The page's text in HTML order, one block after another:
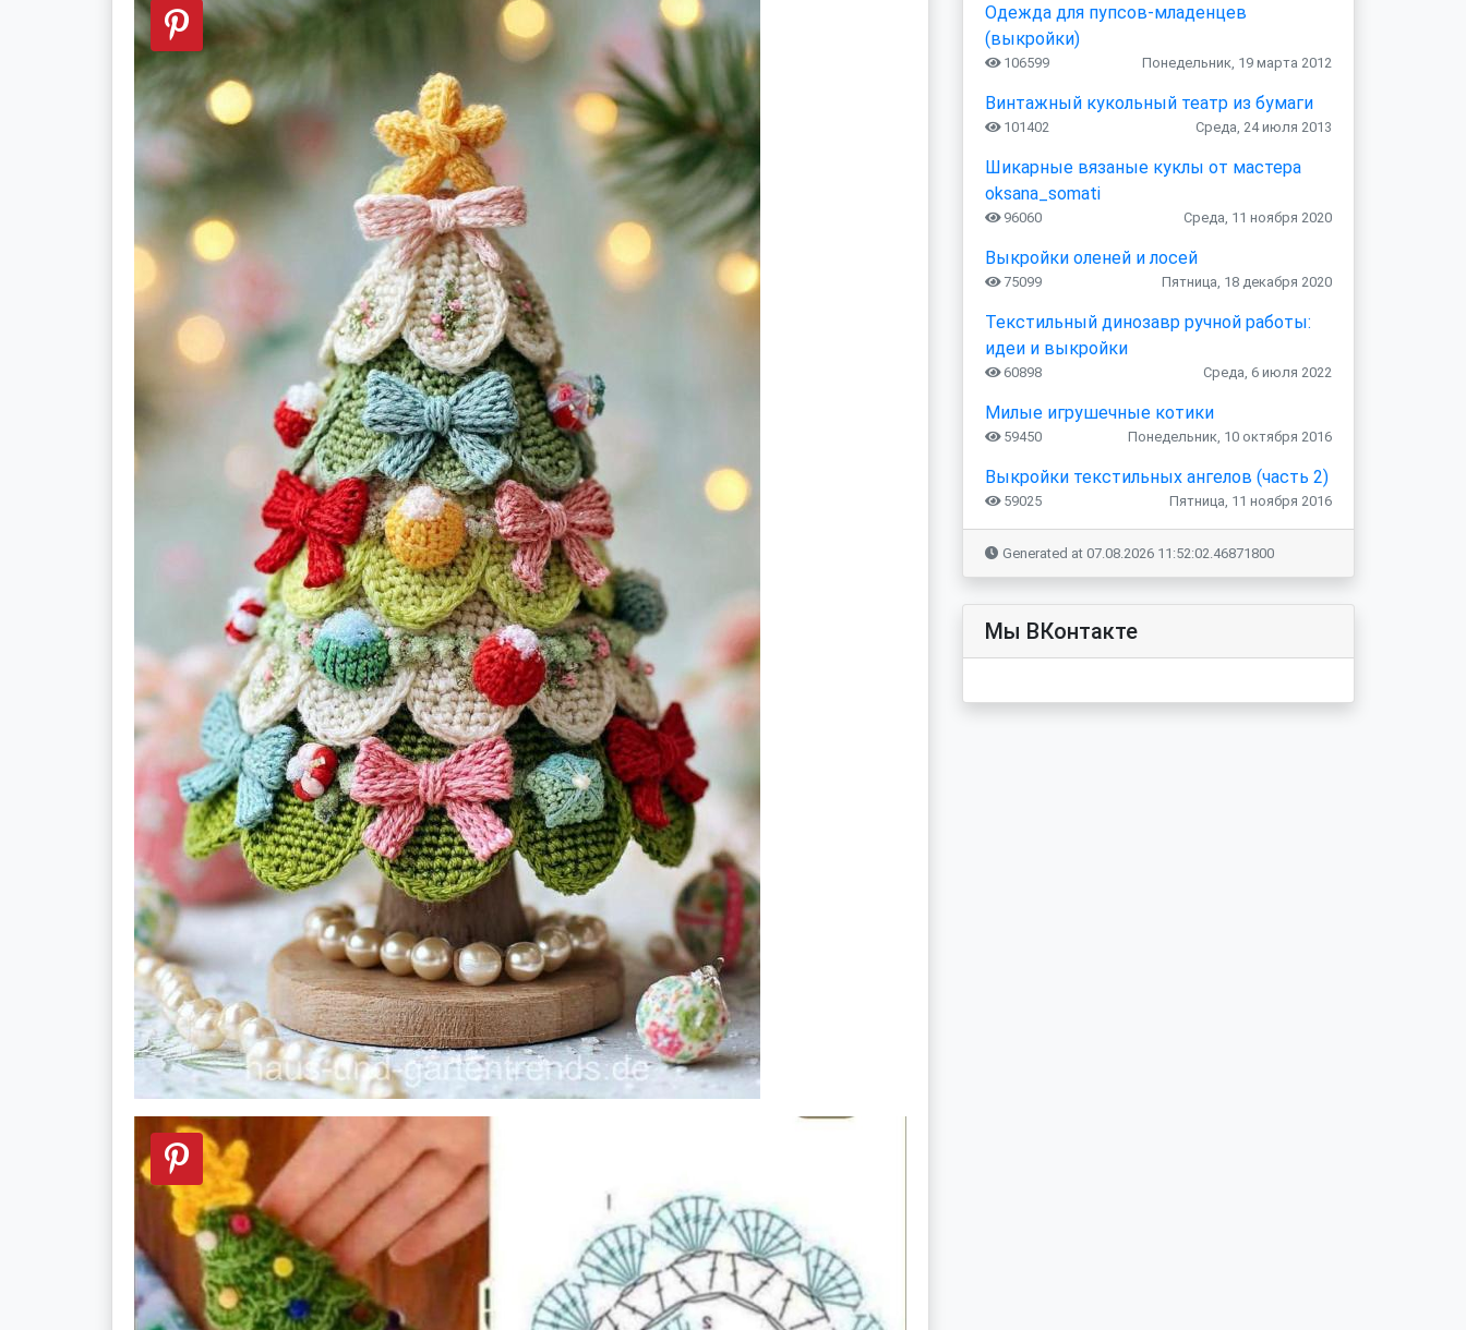
Одежда для пупсов-младенцев
(выкройки)
106599 Понедельник, 19 марта 2012
Винтажный кукольный театр из бумаги
101402 Среда, 24 июля 2013
Шикарные вязаные куклы от мастера
oksana_somati
96060 Среда, 11 ноября 2020
Выкройки оленей и лосей
75099 Пятница, 18 декабря 2020
Текстильный динозавр ручной работы:
идеи и выкройки
60898 Среда, 6 июля 2022
Милые игрушечные котики
59450 Понедельник, 10 октября 2016
Выкройки текстильных ангелов (часть 2)
59025 Пятница, 11 ноября 2016
Generated at 07.08.2026 11:52:02.46871800
Мы ВКонтакте